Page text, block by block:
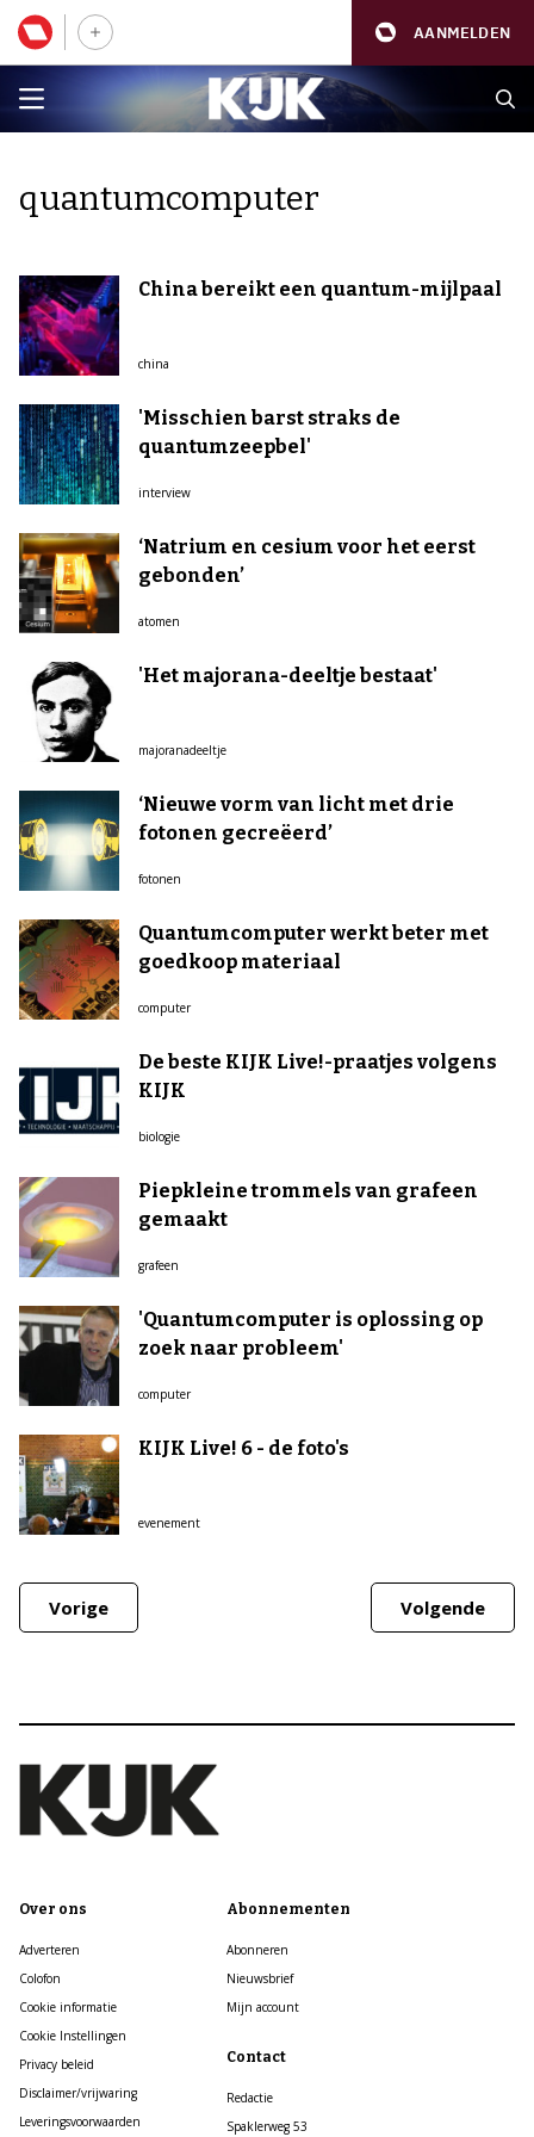
AANMELDEN
quantumcomputer
China bereikt een quantum-mijlpaal
china
'Misschien barst straks de
quantumzeepbel'
interview
‘Natrium en cesium voor het eerst
gebonden’
atomen
'Het majorana-deeltje bestaat'
majoranadeeltje
‘Nieuwe vorm van licht met drie
fotonen gecreëerd’
fotonen
Quantumcomputer werkt beter met
goedkoop materiaal
computer
De beste KIJK Live!-praatjes volgens
KIJK
biologie
Piepkleine trommels van grafeen
gemaakt
grafeen
'Quantumcomputer is oplossing op
zoek naar probleem'
computer
KIJK Live! 6 - de foto's
evenement
Vorige Volgende
Over ons
Adverteren
Colofon
Cookie informatie
Cookie Instellingen
Privacy beleid
Disclaimer/vrijwaring
Leveringsvoorwaarden
Abonnementen
Abonneren
Nieuwsbrief
Mijn account
Contact
Redactie
Spaklerweg 53